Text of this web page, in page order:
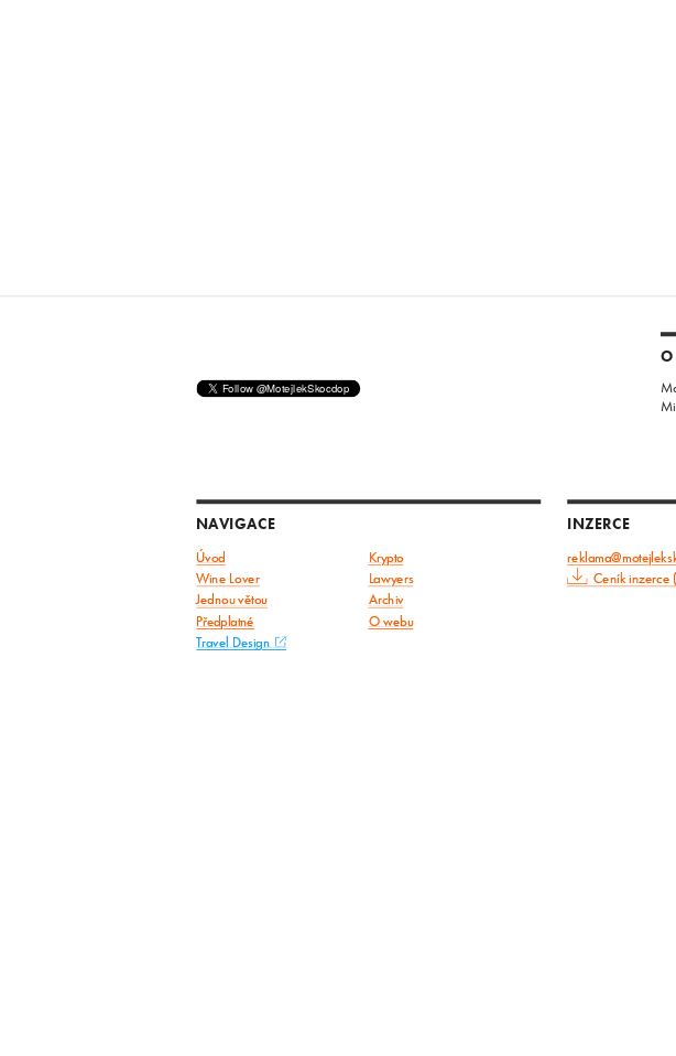
O
NAVIGACE
Úvod Krypto
Wine Lover
Lawyers
Jednou větou
Archiv
Předplatné O webu
Travel Design
INZERCE
Ceník inzerce